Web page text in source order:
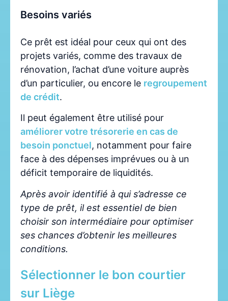
Besoins variés
Ce prêt est idéal pour ceux qui ont des
projets variés, comme des travaux de
rénovation, l’achat d’une voiture auprès
d’un particulier, ou encore le regroupement
de crédit.
Il peut également être utilisé pour
améliorer votre trésorerie en cas de
besoin ponctuel, notamment pour faire
face à des dépenses imprévues ou à un
déficit temporaire de liquidités.
Après avoir identifié à qui s’adresse ce
type de prêt, il est essentiel de bien
choisir son intermédiaire pour optimiser
ses chances d’obtenir les meilleures
conditions.
Sélectionner le bon courtier
sur Liège